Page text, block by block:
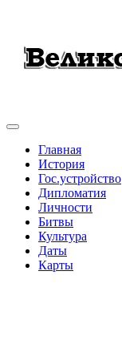
Главная
История
Гос.устройство
Дипломатия
Личности
Битвы
Культура
Даты
Карты